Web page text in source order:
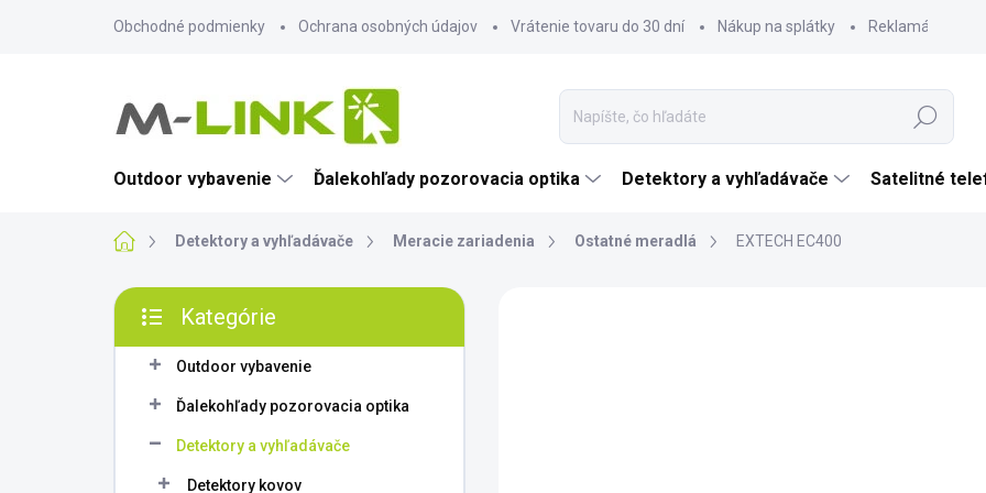
Obchodné podmienky Ochrana osobných údajov Vrátenie tovaru do 30 dní Nákup na splátky Reklamácia
Hľadať
Outdoor vybavenie Ďalekohľady pozorovacia optika Detektory a vyhľadávače Satelitné
DomovDetektory a vyhľadávače Meracie zariadenia Ostatné meradlá EXTECH EC400
B
č
kategórie
Kategórie
Outdoor vybavenie
Ďalekohľady pozorovacia optika
Detektory a vyhľadávače
Detektory kovov